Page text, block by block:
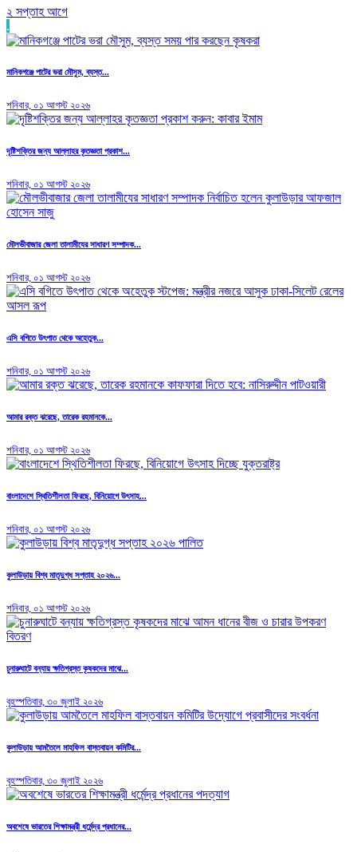
২ সপ্তাহ আগে
.
মানিকগঞ্জে পাটের ভরা মৌসুম, ব্যস্ত...
শনিবার, ০১ আগস্ট ২০২৬
দৃষ্টিশক্তির জন্য আল্লাহর কৃতজ্ঞতা প্রকাশ...
শনিবার, ০১ আগস্ট ২০২৬
মৌলভীবাজার জেলা তালামীযের সাধারণ সম্পাদক...
শনিবার, ০১ আগস্ট ২০২৬
এসি বগিতে উৎপাত থেকে অহেতুক...
শনিবার, ০১ আগস্ট ২০২৬
আমার রক্ত ঝরেছে, তারেক রহমানকে...
শনিবার, ০১ আগস্ট ২০২৬
বাংলাদেশে স্থিতিশীলতা ফিরছে, বিনিয়োগে উৎসাহ...
শনিবার, ০১ আগস্ট ২০২৬
কুলাউড়ায় বিশ্ব মাতৃদুগ্ধ সপ্তাহ ২০২৬...
শনিবার, ০১ আগস্ট ২০২৬
চুনারুঘাটে বন্যায় ক্ষতিগ্রস্ত কৃষকদের মাঝে...
বৃহস্পতিবার, ৩০ জুলাই ২০২৬
কুলাউড়ায় আমতৈলে মাহফিল বাস্তবায়ন কমিটির...
বৃহস্পতিবার, ৩০ জুলাই ২০২৬
অবশেষে ভারতের শিক্ষামন্ত্রী ধর্মেন্দ্র প্রধানের...